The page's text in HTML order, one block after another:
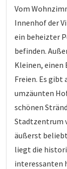
Vom
Innenhof der
ein beheizter
befinden.
Kleinen, einen
Freien. Es gibt
umzäunten
schönen
Stadtzentrum
äußerst
liegt die
interessanten